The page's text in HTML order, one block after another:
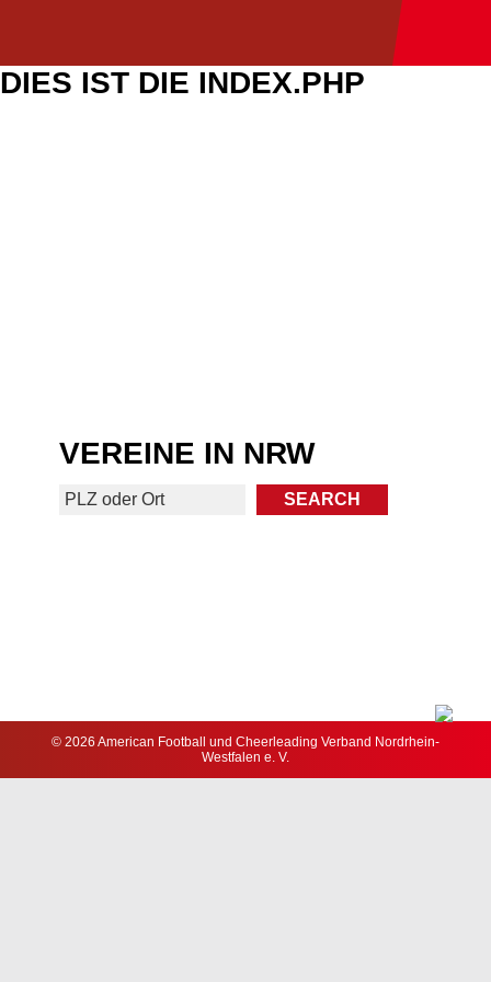
DIES IST DIE INDEX.PHP
VEREINE IN NRW
© 2026 American Football und Cheerleading Verband Nordrhein-
Westfalen e. V.